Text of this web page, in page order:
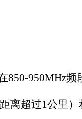
等优势，适用于智能